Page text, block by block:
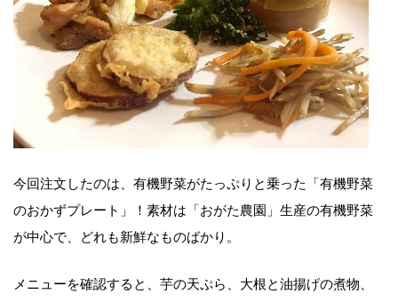
今回注文したのは、有機野菜がたっぷりと乗った「有機野菜
のおかずプレート」！素材は「おがた農園」生産の有機野菜
が中心で、どれも新鮮なものばかり。
メニューを確認すると、芋の天ぷら、大根と油揚げの煮物、